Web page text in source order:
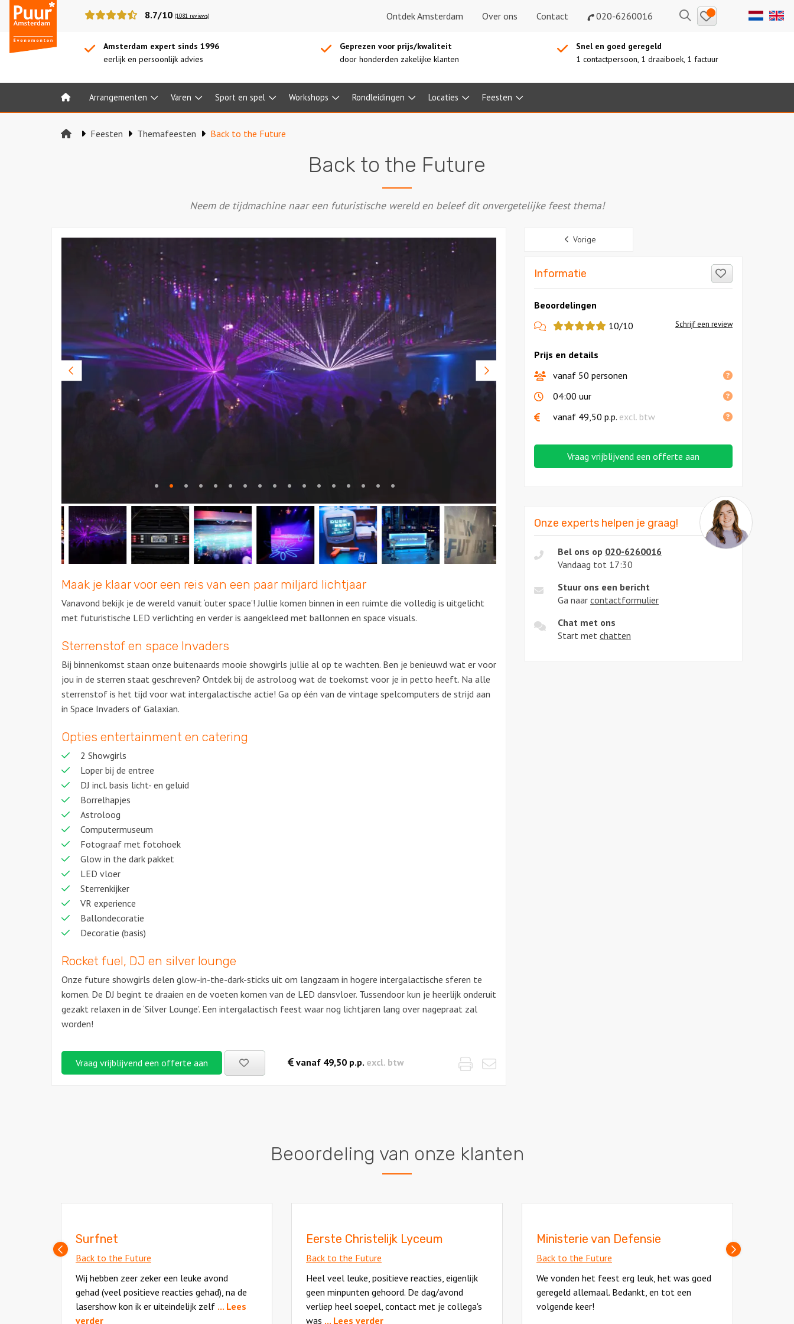
Puur*
Amsterdam
bedrijfsuitjes
8.7/10 (1081 reviews) Ontdek Amsterdam Over ons Contact 020-6260016 ZoekenBewaarde
uitjes
Amsterdam expert sinds 1996
eerlijk en persoonlijk advies
Geprezen voor prijs/kwaliteit
door honderden zakelijke klanten
Snel en goed geregeld
1 contactpersoon, 1 draaiboek, 1 factuur
Home Arrangementen Varen Sport en spel Workshops Rondleidingen Locaties Feesten
Feesten Themafeesten Back to the Future
Back to the Future
Neem de tijdmachine naar een futuristische wereld en beleef dit onvergetelijke feest thema!
foto
Volgende
foto
Maak je klaar voor een reis van een paar miljard lichtjaar
Vanavond bekijk je de wereld vanuit ‘outer space’! Jullie komen binnen in een ruimte die volledig is uitgelicht
met futuristische LED verlichting en verder is aangekleed met ballonnen en space visuals.
Sterrenstof en space Invaders
Bij binnenkomst staan onze buitenaards mooie showgirls jullie al op te wachten. Ben je benieuwd wat er voor
jou in de sterren staat geschreven? Ontdek bij de astroloog wat de toekomst voor je in petto heeft. Na alle
sterrenstof is het tijd voor wat intergalactische actie! Ga op één van de vintage spelcomputers de strijd aan
in Space Invaders of Galaxian.
Opties entertainment en catering
2 Showgirls
Loper bij de entree
DJ incl. basis licht- en geluid
Borrelhapjes
Astroloog
Computermuseum
Fotograaf met fotohoek
Glow in the dark pakket
LED vloer
Sterrenkijker
VR experience
Ballondecoratie
Decoratie (basis)
Rocket fuel, DJ en silver lounge
Onze future showgirls delen glow-in-the-dark-sticks uit om langzaam in hogere intergalactische sferen te
komen. De DJ begint te draaien en de voeten komen van de LED dansvloer. Tussendoor kun je heerlijk onderuit
gezakt relaxen in de ‘Silver Lounge’. Een intergalactisch feest waar nog lichtjaren lang over nagepraat zal
worden!
Vraag vrijblijvend een offerte aan
Bewaarde
uitjes
vanaf 49,50 p.p. excl. btw Email
Print
Sidebar
Vorige
Informatie
Beoordelingen
View
reviews
10/10 Schrijf een review
Prijs en details
vanaf 50 personen
04:00 uur
vanaf 49,50 p.p. excl. btw
Vraag vrijblijvend een offerte aan
Onze experts helpen je graag!
Bel ons op 020-6260016
Vandaag tot 17:30
Stuur ons een bericht
Ga naar contactformulier
Chat met ons
Start met chatten
Beoordeling van onze klanten
Vorige
slide
Surfnet
Back to the Future
Wij hebben zeer zeker een leuke avond
gehad (veel positieve reacties gehad), na de
lasershow kon ik er uiteindelijk zelf ... Lees
verder
Eerste Christelijk Lyceum
Back to the Future
Heel veel leuke, positieve reacties, eigenlijk
geen minpunten gehoord. De dag/avond
verliep heel soepel, contact met je collega's
was ... Lees verder
Ministerie van Defensie
Back to the Future
We vonden het feest erg leuk, het was goed
geregeld allemaal. Bedankt, en tot een
volgende keer!
Volgende
slide